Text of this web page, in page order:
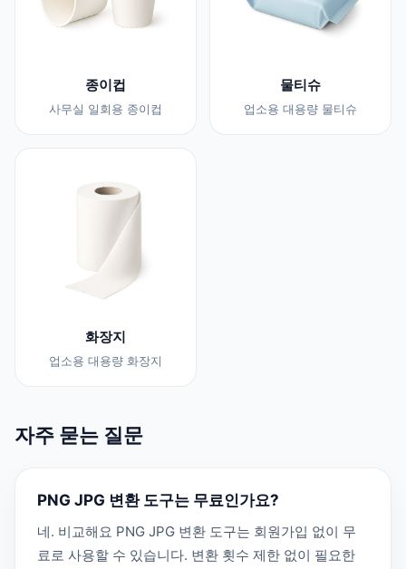
종이컵
사무실 일회용 종이컵
물티슈
업소용 대용량 물티슈
화장지
업소용 대용량 화장지
자주 묻는 질문
PNG JPG 변환 도구는 무료인가요?
네. 비교해요 PNG JPG 변환 도구는 회원가입 없이 무
료로 사용할 수 있습니다. 변환 횟수 제한 없이 필요한